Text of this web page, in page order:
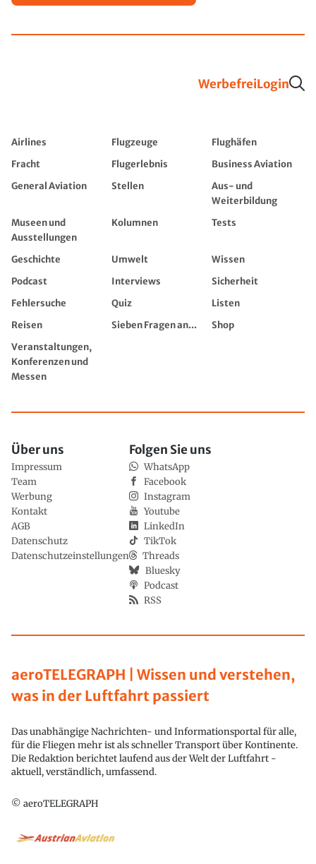
WerbefreiLogin
Airlines Flugzeuge
Flughäfen
Fracht
Flugerlebnis
Business Aviation
General Aviation
Stellen
Aus- und
Weiterbildung
Museen und
Ausstellungen
Kolumnen Tests
Geschichte Umwelt
Wissen
Podcast
Interviews
Sicherheit
Fehlersuche
Quiz
Listen
Reisen
Sieben Fragen an...
Shop
Veranstaltungen,
Konferenzen und
Messen
aeroTELEGRAPH | Wissen und verstehen,
was in der Luftfahrt passiert
Das unabhängige Nachrichten- und Informationsportal für alle,
für die Fliegen mehr ist als schneller Transport über Kontinente.
Die Redaktion berichtet laufend aus der Welt der Luftfahrt -
aktuell, verständlich, umfassend.
© aeroTELEGRAPH
Über uns
Impressum
Team
Werbung
Kontakt
AGB
Datenschutz
Datenschutzeinstellungen
Folgen Sie uns
WhatsApp
Facebook
Instagram
Youtube
LinkedIn
TikTok
Threads
Bluesky
Podcast
RSS